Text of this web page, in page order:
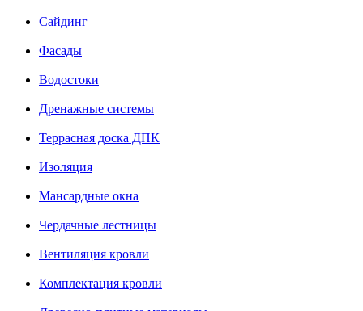
Сайдинг
Фасады
Водостоки
Дренажные системы
Террасная доска ДПК
Изоляция
Мансардные окна
Чердачные лестницы
Вентиляция кровли
Комплектация кровли